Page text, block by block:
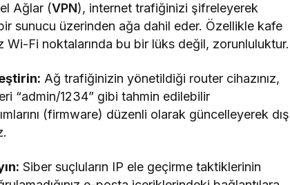
Ağlar (VPN), internet trafiğinizi şifreleyerek
sunucu üzerinden ağa dahil eder. Özellikle kafe
Wi-Fi noktalarında bu bir lüks değil, zorunluluktur.
Ağ trafiğinizin yönetildiği router cihazınız,
“admin/1234” gibi tahmin edilebilir
(firmware) düzenli olarak güncelleyerek dış
Siber suçluların IP ele geçirme taktiklerinin